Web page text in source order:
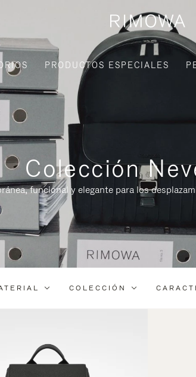
PRODUCTOS ESPECIALES
Colección
funcional y elegante para los
Filtra
COLECCIÓN